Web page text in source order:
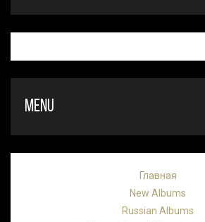
MENU
Главная
New Albums
Russian Albums